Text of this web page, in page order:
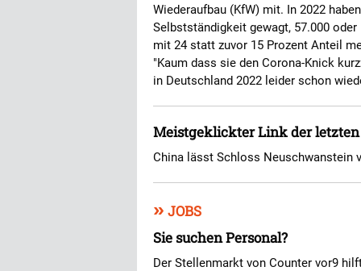
Wiederaufbau (KfW) mit. In 2022
Selbstständigkeit gewagt, 57.000
mit 24 statt zuvor 15 Prozent Anteil
"Kaum dass sie den Corona-Knick
in Deutschland 2022 leider schon
Meistgeklickter Link der letzten
China lässt Schloss Neuschwanstein
» JOBS
Sie suchen Personal?
Der Stellenmarkt von Counter vor9